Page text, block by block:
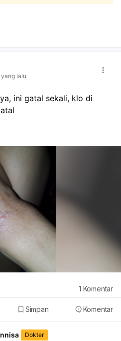
tanda-tanda persalinan
ada,
dekat HPL, jangan tunggu
keluar lendir darah,
janin berkurang. Segera ke
yang lalu
ini gatal sekali, klo di
Simpan Komentar
1 Komentar
Dokter